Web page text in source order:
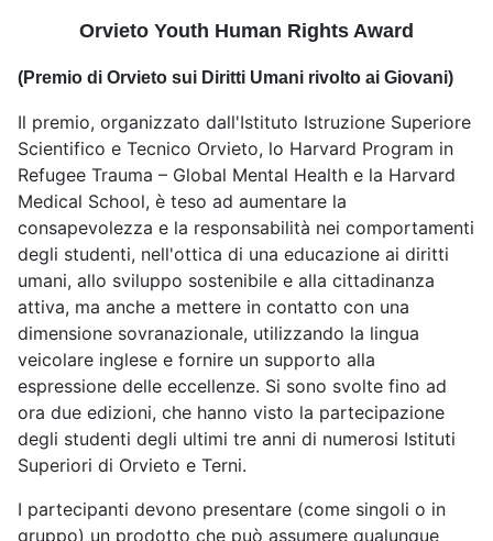
Orvieto Youth Human Rights Award
(Premio di Orvieto sui Diritti Umani rivolto ai Giovani)
Il premio, organizzato dall'Istituto Istruzione Superiore
Scientifico e Tecnico Orvieto, lo Harvard Program in
Refugee Trauma – Global Mental Health e la Harvard
Medical School, è teso ad aumentare la
consapevolezza e la responsabilità nei comportamenti
degli studenti, nell'ottica di una educazione ai diritti
umani, allo sviluppo sostenibile e alla cittadinanza
attiva, ma anche a mettere in contatto con una
dimensione sovranazionale, utilizzando la lingua
veicolare inglese e fornire un supporto alla
espressione delle eccellenze. Si sono svolte fino ad
ora due edizioni, che hanno visto la partecipazione
degli studenti degli ultimi tre anni di numerosi Istituti
Superiori di Orvieto e Terni.
I partecipanti devono presentare (come singoli o in
gruppo) un prodotto che può assumere qualunque